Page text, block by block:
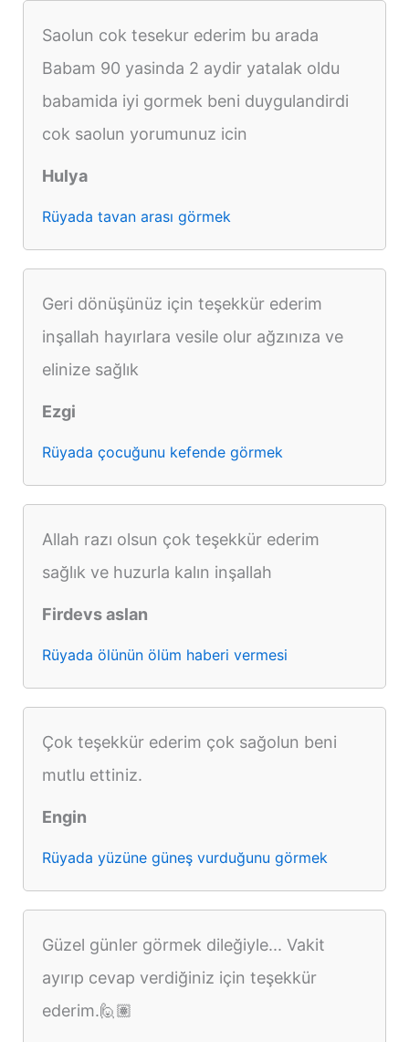
Saolun cok tesekur ederim bu arada
Babam 90 yasinda 2 aydir yatalak oldu
babamida iyi gormek beni duygulandirdi
cok saolun yorumunuz icin
Hulya
Rüyada tavan arası görmek
Geri dönüşünüz için teşekkür ederim
inşallah hayırlara vesile olur ağzınıza ve
elinize sağlık
Ezgi
Rüyada çocuğunu kefende görmek
Allah razı olsun çok teşekkür ederim
sağlık ve huzurla kalın inşallah
Firdevs aslan
Rüyada ölünün ölüm haberi vermesi
Çok teşekkür ederim çok sağolun beni
mutlu ettiniz.
Engin
Rüyada yüzüne güneş vurduğunu görmek
Güzel günler görmek dileğiyle... Vakit
ayırıp cevap verdiğiniz için teşekkür
ederim.🙋🏽